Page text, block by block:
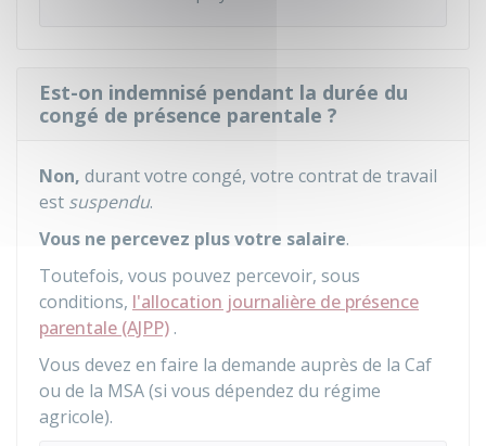
Est-on indemnisé pendant la durée du
congé de présence parentale ?
Non, durant votre congé, votre contrat de travail
est suspendu.
Vous ne percevez plus votre salaire.
Toutefois, vous pouvez percevoir, sous
conditions, l'allocation journalière de présence
parentale (AJPP) .
Vous devez en faire la demande auprès de la Caf
ou de la MSA(si vous dépendez du régime
agricole).